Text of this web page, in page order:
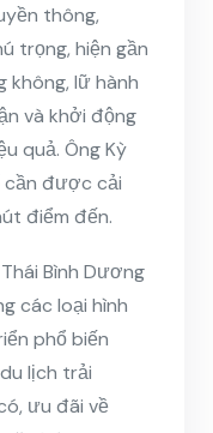
thông,
trọng, hiện gần
không, lữ hành
và khởi động
quả. Ông Kỳ
cần được cải
điểm đến.
Bình Dương
các loại hình
phổ biến
lịch trải
ưu đãi về